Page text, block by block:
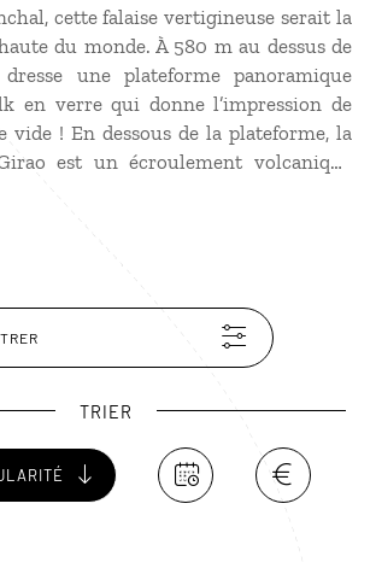
cette falaise vertigineuse serait la
du monde. À 580 m au dessus de
une plateforme panoramique
en verre qui donne l’impression de
vide ! En dessous de la plateforme, la
est un écroulement volcanique
locaux. Il est accessible par un
TRIER